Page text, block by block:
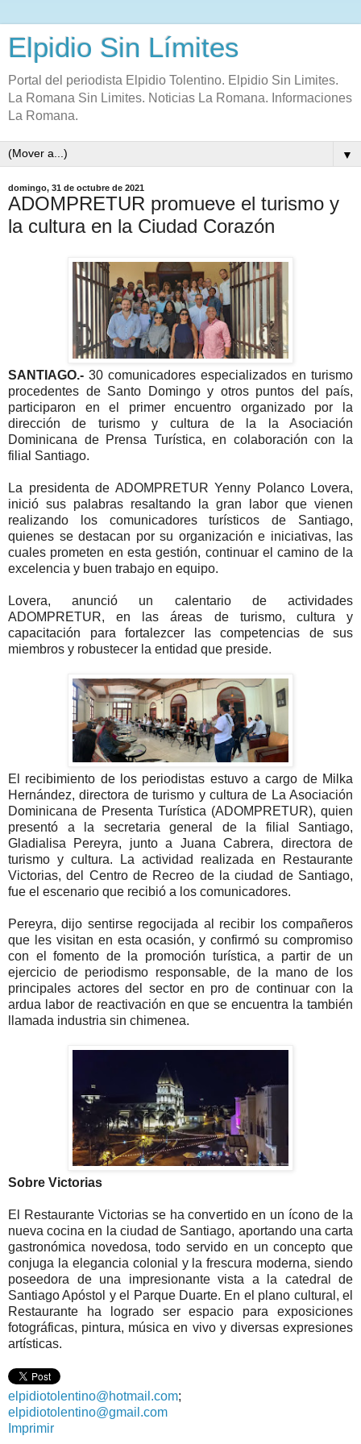
Elpidio Sin Límites
Portal del periodista Elpidio Tolentino. Elpidio Sin Limites.
La Romana Sin Limites. Noticias La Romana. Informaciones
La Romana.
▼
domingo, 31 de octubre de 2021
ADOMPRETUR promueve el turismo y
la cultura en la Ciudad Corazón
SANTIAGO.- 30 comunicadores especializados en turismo
procedentes de Santo Domingo y otros puntos del país,
participaron en el primer encuentro organizado por la
dirección de turismo y cultura de la la Asociación
Dominicana de Prensa Turística, en colaboración con la
filial Santiago.
La presidenta de ADOMPRETUR Yenny Polanco Lovera,
inició sus palabras resaltando la gran labor que vienen
realizando los comunicadores turísticos de Santiago,
quienes se destacan por su organización e iniciativas, las
cuales prometen en esta gestión, continuar el camino de la
excelencia y buen trabajo en equipo.
Lovera, anunció un calentario de actividades
ADOMPRETUR, en las áreas de turismo, cultura y
capacitación para fortalezcer las competencias de sus
miembros y robustecer la entidad que preside.
El recibimiento de los periodistas estuvo a cargo de Milka
Hernández, directora de turismo y cultura de La Asociación
Dominicana de Presenta Turística (ADOMPRETUR), quien
presentó a la secretaria general de la filial Santiago,
Gladialisa Pereyra, junto a Juana Cabrera, directora de
turismo y cultura. La actividad realizada en Restaurante
Victorias, del Centro de Recreo de la ciudad de Santiago,
fue el escenario que recibió a los comunicadores.
Pereyra, dijo sentirse regocijada al recibir los compañeros
que les visitan en esta ocasión, y confirmó su compromiso
con el fomento de la promoción turística, a partir de un
ejercicio de periodismo responsable, de la mano de los
principales actores del sector en pro de continuar con la
ardua labor de reactivación en que se encuentra la también
llamada industria sin chimenea.
Sobre Victorias
El Restaurante Victorias se ha convertido en un ícono de la
nueva cocina en la ciudad de Santiago, aportando una carta
gastronómica novedosa, todo servido en un concepto que
conjuga la elegancia colonial y la frescura moderna, siendo
poseedora de una impresionante vista a la catedral de
Santiago Apóstol y el Parque Duarte. En el plano cultural, el
Restaurante ha logrado ser espacio para exposiciones
fotográficas, pintura, música en vivo y diversas expresiones
artísticas.
elpidiotolentino@hotmail.com;
elpidiotolentino@gmail.com
Imprimir